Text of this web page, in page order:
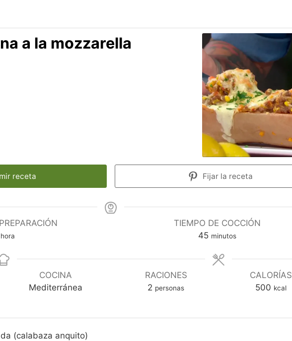
a la mozzarella
receta Fijar la receta
hora
hora
TIEMPO DE COCCIÓN
45minutos
minutos
COCINA
Mediterránea
RACIONES
2 personas
CALORÍAS
500 kcal
(calabaza anquito)